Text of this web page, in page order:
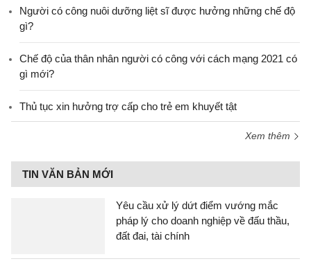
Người có công nuôi dưỡng liệt sĩ được hưởng những chế độ
gì?
Chế độ của thân nhân người có công với cách mạng 2021 có
gì mới?
Thủ tục xin hưởng trợ cấp cho trẻ em khuyết tật
Xem thêm
TIN VĂN BẢN MỚI
Yêu cầu xử lý dứt điểm vướng mắc
pháp lý cho doanh nghiệp về đấu thầu,
đất đai, tài chính